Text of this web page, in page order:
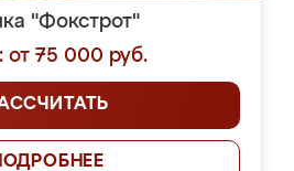
"Фокстрот"
от 75 000 руб.